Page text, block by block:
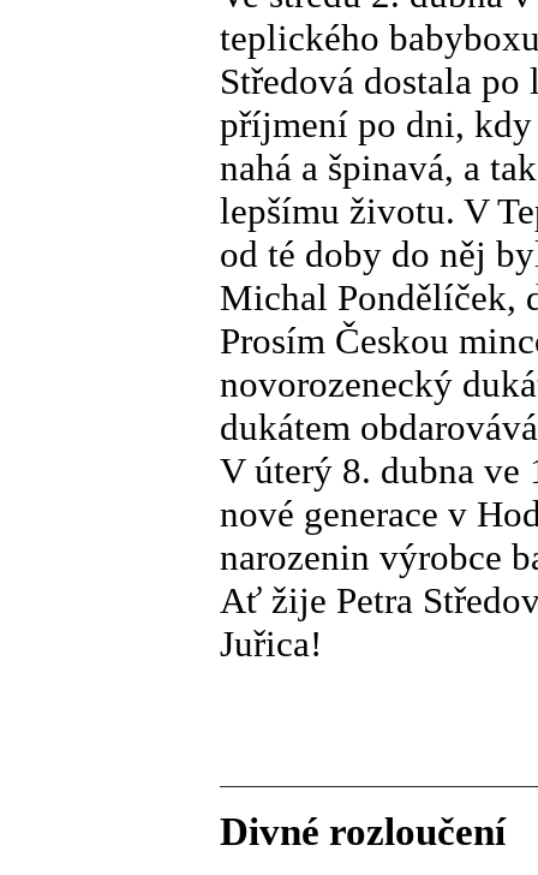
teplického
Středová dostala
příjmení po dni, kdy
nahá a špinavá, a
lepšímu životu. V
od té doby do něj
Michal Pondělíček,
Prosím Českou
novorozenecký
dukátem
V úterý 8. dubna ve
nové generace v
narozenin výrobce
Ať žije Petra
Juřica!
Divné rozloučení